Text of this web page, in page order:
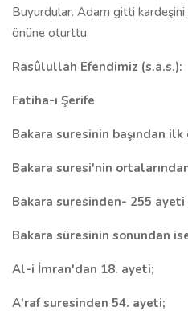
Buyurdular. Adam gitti kardeşini
önüne oturttu.
Rasûlullah Efendimiz (s.a.s.):
Fatiha-ı Şerife
Bakara suresinin başından
Bakara suresi'nin
Bakara suresinden- 255
Bakara süresinin sonundan
Al-i İmran'dan 18. ayeti;
A'raf suresinden 54. ayeti;